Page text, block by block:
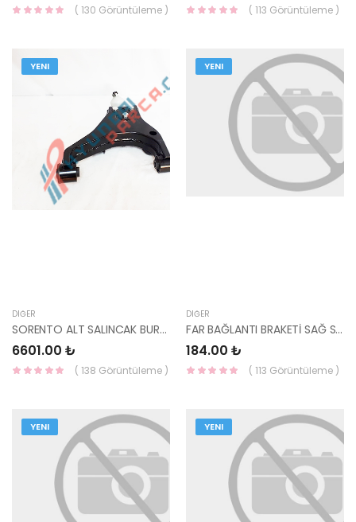
( 130 Görüntüleme ) ( 113 Görüntüleme )
YENI
DIĞER
SORENTO ALT SALINCAK BURÇLU ROTİLLİ SAĞ 54520-3E001-AYD
6601.00 ₺
( 138 Görüntüleme )
YENI
DIĞER
FAR BAĞLANTI BRAKETİ SAĞ SPORTAGE KRK323-YS
184.00 ₺
( 113 Görüntüleme )
YENI YENI